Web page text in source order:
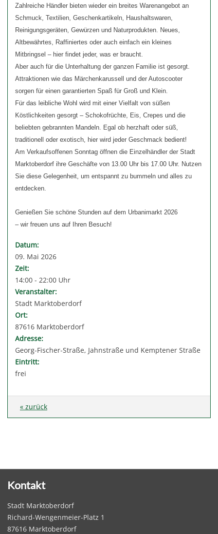
Zahlreiche Händler bieten wieder ein breites Warenangebot an
Schmuck, Textilien, Geschenkartikeln, Haushaltswaren,
Reinigungsgeräten, Gewürzen und Naturprodukten. Neues,
Altbewährtes, Raffiniertes oder auch einfach ein kleines
Mitbringsel – hier findet jeder, was er braucht.
Aber auch für die Unterhaltung der ganzen Familie ist gesorgt.
Attraktionen wie das Märchenkarussell und der Autoscooter
sorgen für einen garantierten Spaß für Groß und Klein.
Für das leibliche Wohl wird mit einer Vielfalt von süßen
Köstlichkeiten gesorgt – Schokofrüchte, Eis, Crepes und die
beliebten gebrannten Mandeln. Egal ob herzhaft oder süß,
traditionell oder exotisch, hier wird jeder Geschmack bedient!
Am Verkaufsoffenen Sonntag öffnen die Einzelhändler der Stadt
Marktoberdorf ihre Geschäfte von 13.00 Uhr bis 17.00 Uhr. Nutzen
Sie diese Gelegenheit, um entspannt zu bummeln und alles zu
entdecken.
Genießen Sie schöne Stunden auf dem Urbanimarkt 2026
– wir freuen uns auf Ihren Besuch!
Datum:
09. Mai 2026
Zeit:
14:00 - 22:00 Uhr
Veranstalter:
Stadt Marktoberdorf
Ort:
87616 Marktoberdorf
Adresse:
Georg-Fischer-Straße, Jahnstraße und Kemptener Straße
Eintritt:
frei
« zurück
Kontakt
Stadt Marktoberdorf
Richard-Wengenmeier-Platz 1
87616 Marktoberdorf